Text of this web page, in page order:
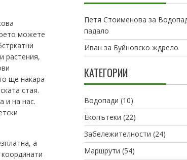
можете
растения,
ще накара
стая.
и на нас.
а
Петя Стоименова за
падало
Иван за Буйновско ждрело
КАТЕГОРИИ
Водопади (10)
Екопътеки (22)
Забележителности (24)
Маршрути (54)